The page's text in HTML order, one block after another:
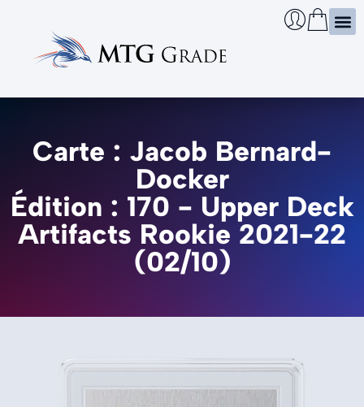
Carte : Jacob Bernard-
Docker
Édition : 170 - Upper Deck
Artifacts Rookie 2021-22
(02/10)